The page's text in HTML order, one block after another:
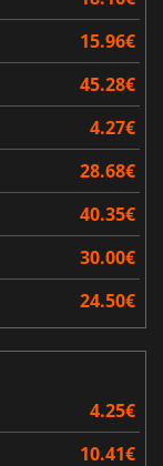
15.96€
45.28€
4.27€
28.68€
40.35€
30.00€
24.50€
4.25€
10.41€